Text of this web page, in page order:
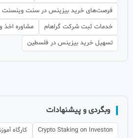
فرصت‌های خرید بیزینس در سنت وینسنت و
خدمات ثبت شرکت گراهام
مشاوره اخذ
تسهیل خرید بیزینس در فلسطین
وبگردی و پیشنهادات
Crypto Staking on Investon
کارگاه